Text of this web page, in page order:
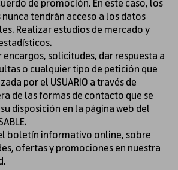
de promoción. En este caso, los
tendrán acceso a los datos
Realizar estudios de mercado y
solicitudes, dar respuesta a
o cualquier tipo de petición que
por el USUARIO a través de
de las formas de contacto que se
disposición en la página web del
boletín informativo online, sobre
ofertas y promociones en nuestra